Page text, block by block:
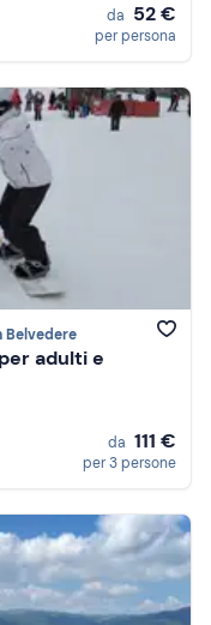
da 52 €
per persona
Belvedere
adulti e
da 111 €
per 3 persone